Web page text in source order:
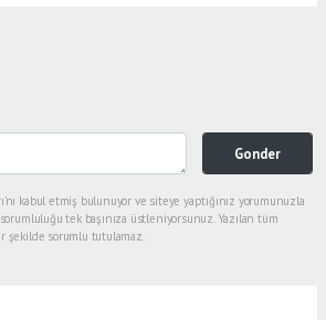
Gonder
kabul etmiş bulunuyor ve siteye yaptığınız yorumunuzla
tek başınıza üstleniyorsunuz. Yazılan tüm
şekilde sorumlu tutulamaz.